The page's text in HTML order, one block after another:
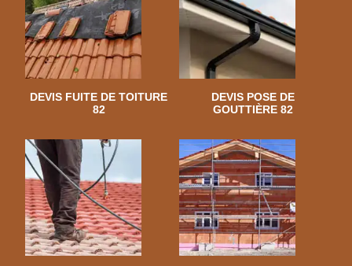
DEVIS FUITE DE TOITURE
82
DEVIS POSE DE
GOUTTIÈRE 82